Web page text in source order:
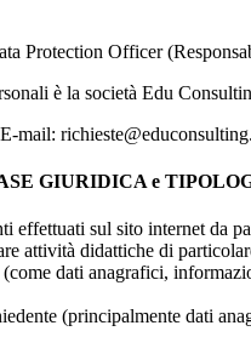
Protection Officer
è la società Edu
mail:
GIURIDICA e
effettuati sul sito internet da
attività didattiche di
dati anagrafici,
(principalmente dati